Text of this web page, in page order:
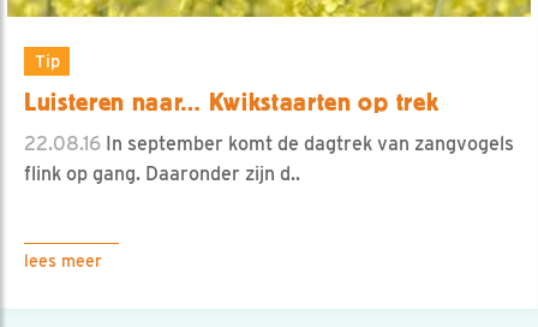
Tip
Luisteren naar… Kwikstaarten op trek
22.08.16 In september komt de dagtrek van zangvogels
flink op gang. Daaronder zijn d..
lees meer